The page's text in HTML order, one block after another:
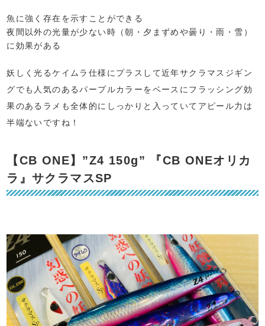
魚に強く存在を示すことができる
夜間以外の光量が少ない時（朝・夕まずめや曇り・雨・雪）
に効果がある
妖しく光るケイムラ仕様にプラスして近年サクラマスジギン
グでも人気のあるパープルカラーをベースにフラッシング効
果のあるラメも全体的にしっかりと入っていてアピール力は
半端ないですね！
【CB ONE】”Z4 150g” 『CB ONEオリカ
ラ』サクラマスSP